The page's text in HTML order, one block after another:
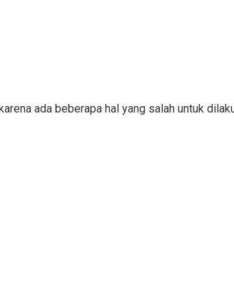
ada beberapa hal yang salah untuk